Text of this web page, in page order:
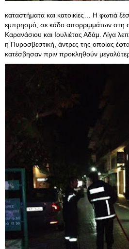
καταστήματα και κατοικίες… Η φωτιά
εμπρησμό, σε κάδο απορριμμάτων στη
Καρανάσιου και Ιουλιέτας Αδάμ. Λίγα
η Πυροσβεστική, άντρες της οποίας
κατέσβησαν πριν προκληθούν